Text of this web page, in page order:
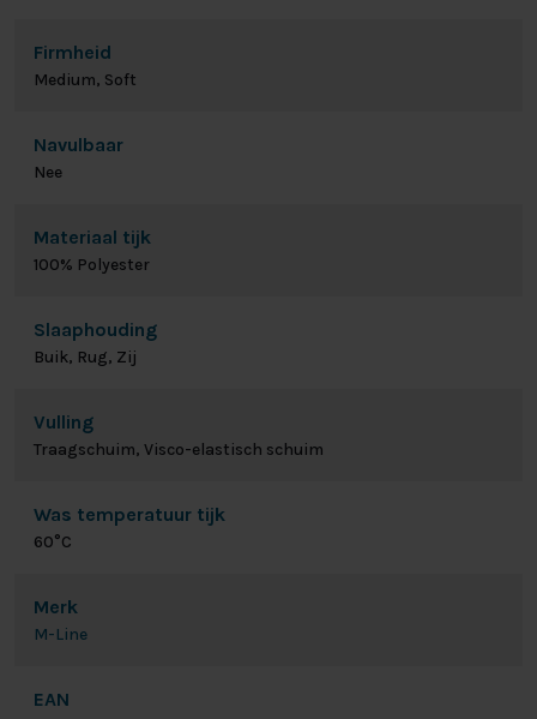
Firmheid
Medium, Soft
Navulbaar
Nee
Materiaal tijk
100% Polyester
Slaaphouding
Buik, Rug, Zij
Vulling
Traagschuim, Visco-elastisch schuim
Was temperatuur tijk
60°C
Merk
M-Line
EAN